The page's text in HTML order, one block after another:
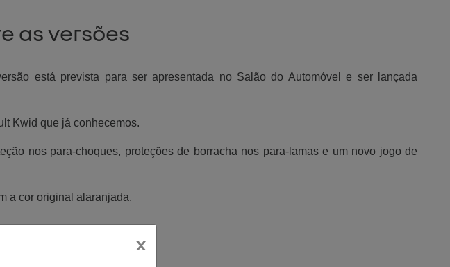
as versões
está prevista para ser apresentada no Salão do Automóvel e ser lançada
Kwid que já conhecemos.
nos para-choques, proteções de borracha nos para-lamas e um novo jogo de
a cor original alaranjada.
x